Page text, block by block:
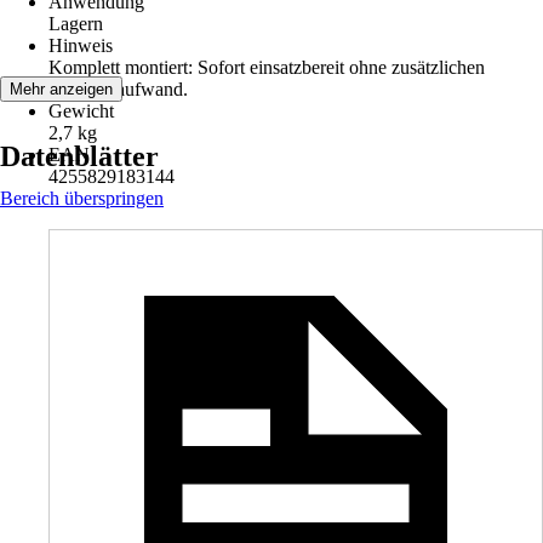
Lagern
Hinweis
Komplett montiert: Sofort einsatzbereit ohne zusätzlichen
Montageaufwand.
Gewicht
2,7 kg
EAN
4255829183144
Mehr anzeigen
Datenblätter
Bereich überspringen